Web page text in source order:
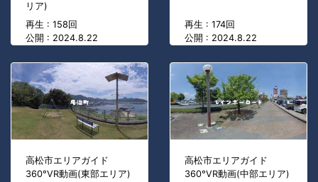
リア)
再生 : 158回
公開 : 2024.8.22
再生 : 174回
公開 : 2024.8.22
高松市エリアガイド
360°VR動画(東部エリア)
高松市エリアガイド
360°VR動画(中部エリア)